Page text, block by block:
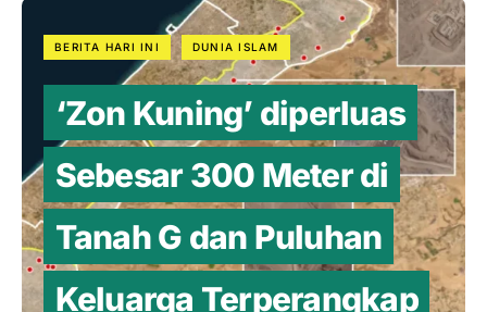
BERITA HARI INI DUNIA ISLAM
‘Zon Kuning’ diperluas
Sebesar 300 Meter di
Tanah G dan Puluhan
Keluarga Terperangkap